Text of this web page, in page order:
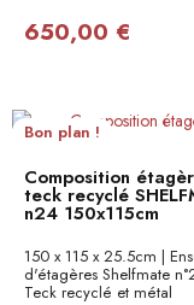
650,00 €
Bon plan !
Composition
teck recyclé
n24 150x115cm
150 x 115 x 25.5cm |
d'étagères Shelfmate
Teck recyclé et métal